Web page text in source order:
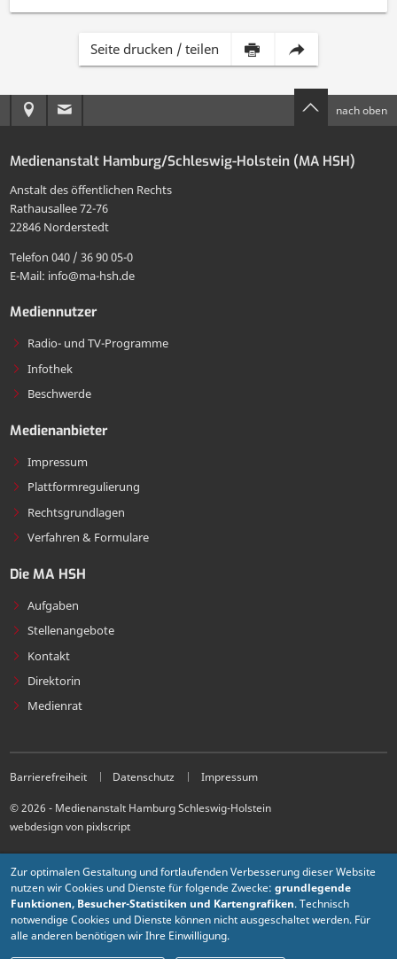
Seite drucken / teilen
Inhalt Diese
per
Anreise
MA
HSH
an
die
MA
HSH
nach oben
Medienanstalt Hamburg/Schleswig-Holstein (MA HSH)
Anstalt des öffentlichen Rechts
Rathausallee 72-76
22846 Norderstedt
Telefon 040 / 36 90 05-0
E-Mail: info@ma-hsh.de
Mediennutzer
Radio- und TV-Programme
Infothek
Beschwerde
Medienanbieter
Impressum
Plattformregulierung
Rechtsgrundlagen
Verfahren & Formulare
Die MA HSH
Aufgaben
Stellenangebote
Kontakt
Direktorin
Medienrat
Barrierefreiheit Datenschutz Impressum
© 2026 - Medienanstalt Hamburg Schleswig-Holstein
webdesign von pixlscript
Zur optimalen Gestaltung und fortlaufenden Verbesserung dieser Website
nutzen wir Cookies und Dienste für folgende Zwecke: grundlegende
Funktionen, Besucher-Statistiken und Kartengrafiken. Technisch
notwendige Cookies und Dienste können nicht ausgeschaltet werden. Für
alle anderen benötigen wir Ihre Einwilligung.